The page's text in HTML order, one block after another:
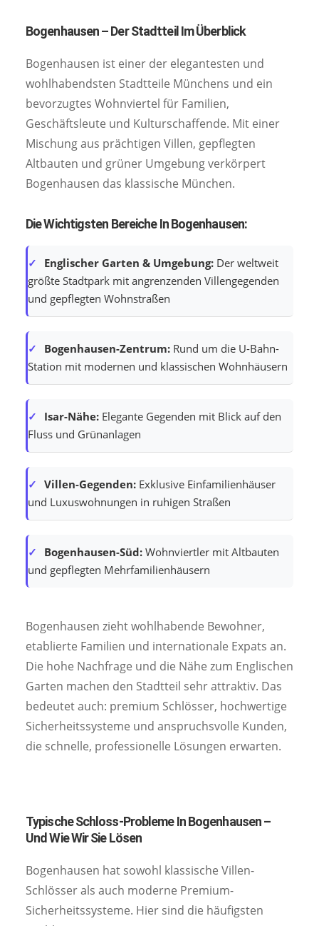
Bogenhausen – Der Stadtteil Im Überblick
Bogenhausen ist einer der elegantesten und
wohlhabendsten Stadtteile Münchens und ein
bevorzugtes Wohnviertel für Familien,
Geschäftsleute und Kulturschaffende. Mit einer
Mischung aus prächtigen Villen, gepflegten
Altbauten und grüner Umgebung verkörpert
Bogenhausen das klassische München.
Die Wichtigsten Bereiche In Bogenhausen:
Englischer Garten & Umgebung: Der weltweit
größte Stadtpark mit angrenzenden Villengegenden
und gepflegten Wohnstraßen
Bogenhausen-Zentrum: Rund um die U-Bahn-
Station mit modernen und klassischen Wohnhäusern
Isar-Nähe: Elegante Gegenden mit Blick auf den
Fluss und Grünanlagen
Villen-Gegenden: Exklusive Einfamilienhäuser
und Luxuswohnungen in ruhigen Straßen
Bogenhausen-Süd: Wohnviertler mit Altbauten
und gepflegten Mehrfamilienhäusern
Bogenhausen zieht wohlhabende Bewohner,
etablierte Familien und internationale Expats an.
Die hohe Nachfrage und die Nähe zum Englischen
Garten machen den Stadtteil sehr attraktiv. Das
bedeutet auch: premium Schlösser, hochwertige
Sicherheitssysteme und anspruchsvolle Kunden,
die schnelle, professionelle Lösungen erwarten.
Typische Schloss-Probleme In Bogenhausen –
Und Wie Wir Sie Lösen
Bogenhausen hat sowohl klassische Villen-
Schlösser als auch moderne Premium-
Sicherheitssysteme. Hier sind die häufigsten